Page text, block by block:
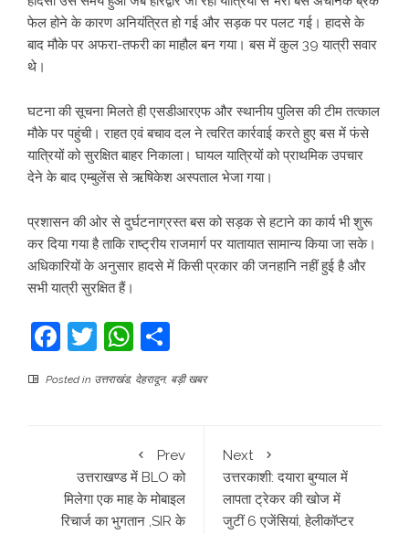
फेल होने के कारण अनियंत्रित हो गई और सड़क पर पलट गई। हादसे के
बाद मौके पर अफरा-तफरी का माहौल बन गया। बस में कुल 39 यात्री सवार
थे।
घटना की सूचना मिलते ही एसडीआरएफ और स्थानीय पुलिस की टीम तत्काल
मौके पर पहुंची। राहत एवं बचाव दल ने त्वरित कार्रवाई करते हुए बस में फंसे
यात्रियों को सुरक्षित बाहर निकाला। घायल यात्रियों को प्राथमिक उपचार
देने के बाद एम्बुलेंस से ऋषिकेश अस्पताल भेजा गया।
प्रशासन की ओर से दुर्घटनाग्रस्त बस को सड़क से हटाने का कार्य भी शुरू
कर दिया गया है ताकि राष्ट्रीय राजमार्ग पर यातायात सामान्य किया जा सके।
अधिकारियों के अनुसार हादसे में किसी प्रकार की जनहानि नहीं हुई है और
सभी यात्री सुरक्षित हैं।
Facebook
TwitterWhatsApp
Posted in उत्तराखंड, देहरादून, बड़ी खबर
Prev
उत्तराखण्ड में BLO को
मिलेगा एक माह के मोबाइल
रिचार्ज का भुगतान ,SIR के
Next
उत्तरकाशी: दयारा बुग्याल में
लापता ट्रेकर की खोज में
जुटीं 6 एजेंसियां, हेलीकॉप्टर